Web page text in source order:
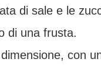
di sale e le
di una frusta.
con